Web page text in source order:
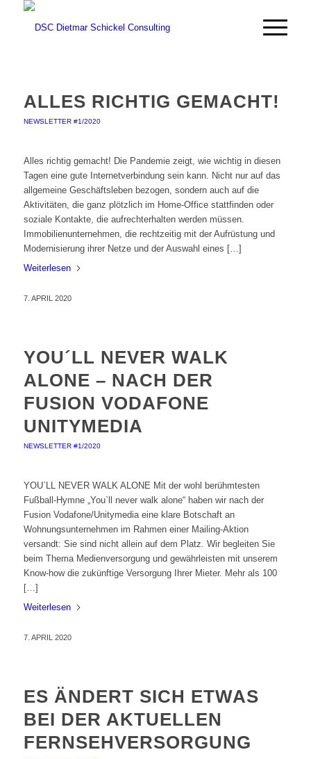
ALLES RICHTIG GEMACHT!
NEWSLETTER #1/2020
Alles richtig gemacht! Die Pandemie zeigt, wie wichtig in diesen
Tagen eine gute Internetverbindung sein kann. Nicht nur auf das
allgemeine Geschäftsleben bezogen, sondern auch auf die
Aktivitäten, die ganz plötzlich im Home-Office stattfinden oder
soziale Kontakte, die aufrechterhalten werden müssen.
Immobilienunternehmen, die rechtzeitig mit der Aufrüstung und
Modernisierung ihrer Netze und der Auswahl eines […]
Weiterlesen
7. APRIL 2020
YOU´LL NEVER WALK
ALONE – NACH DER
FUSION VODAFONE
UNITYMEDIA
NEWSLETTER #1/2020
YOU`LL NEVER WALK ALONE Mit der wohl berühmtesten
Fußball-Hymne „You`ll never walk alone“ haben wir nach der
Fusion Vodafone/Unitymedia eine klare Botschaft an
Wohnungsunternehmen im Rahmen einer Mailing-Aktion
versandt: Sie sind nicht allein auf dem Platz. Wir begleiten Sie
beim Thema Medienversorgung und gewährleisten mit unserem
Know-how die zukünftige Versorgung Ihrer Mieter. Mehr als 100
[…]
Weiterlesen
7. APRIL 2020
ES ÄNDERT SICH ETWAS
BEI DER AKTUELLEN
FERNSEHVERSORGUNG